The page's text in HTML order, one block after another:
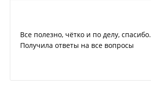
Все полезно, чётко и по делу, спасибо.
Получила ответы на все вопросы